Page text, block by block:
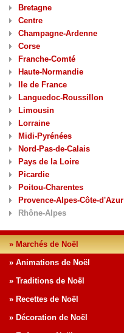
Bretagne
Centre
Champagne-Ardenne
Corse
Franche-Comté
Haute-Normandie
Ile de France
Languedoc-Roussillon
Limousin
Lorraine
Midi-Pyrénées
Nord-Pas-de-Calais
Pays de la Loire
Picardie
Poitou-Charentes
Provence-Alpes-Côte-d'Azur
Rhône-Alpes
» Marchés de Noël
» Animations de Noël
» Traditions de Noël
» Recettes de Noël
» Décoration de Noël